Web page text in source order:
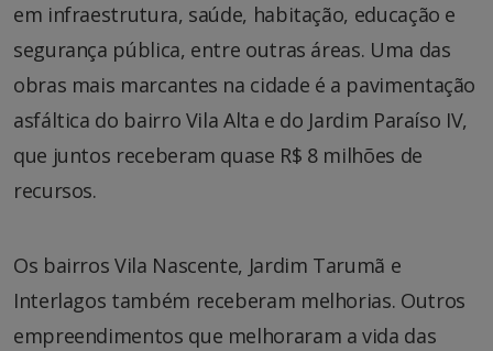
em infraestrutura, saúde, habitação, educação e
segurança pública, entre outras áreas. Uma das
obras mais marcantes na cidade é a pavimentação
asfáltica do bairro Vila Alta e do Jardim Paraíso IV,
que juntos receberam quase R$ 8 milhões de
recursos.
Os bairros Vila Nascente, Jardim Tarumã e
Interlagos também receberam melhorias. Outros
empreendimentos que melhoraram a vida das